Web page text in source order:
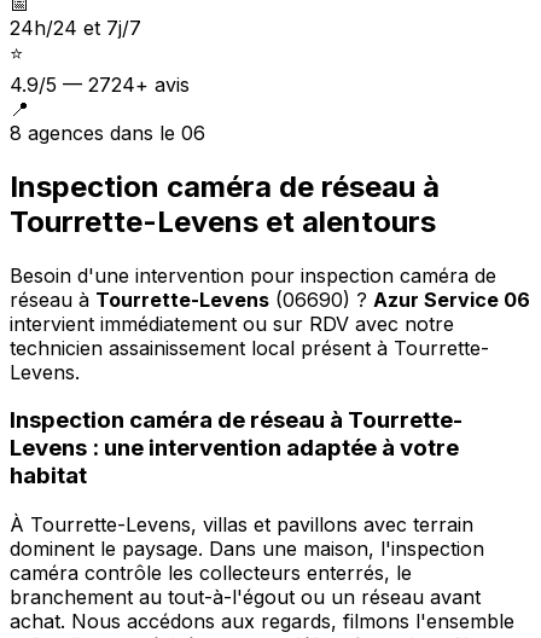
24h/24 et 7j/7
⭐
4.9/5 — 2724+ avis
📍
8 agences dans le 06
Inspection caméra de réseau à
Tourrette-Levens et alentours
Besoin d'une intervention pour inspection caméra de
réseau à Tourrette-Levens (06690) ? Azur Service 06
intervient immédiatement ou sur RDV avec notre
technicien assainissement local présent à Tourrette-
Levens.
Inspection caméra de réseau à Tourrette-
Levens : une intervention adaptée à votre
habitat
À Tourrette-Levens, villas et pavillons avec terrain
dominent le paysage. Dans une maison, l'inspection
caméra contrôle les collecteurs enterrés, le
branchement au tout-à-l'égout ou un réseau avant
achat. Nous accédons aux regards, filmons l'ensemble